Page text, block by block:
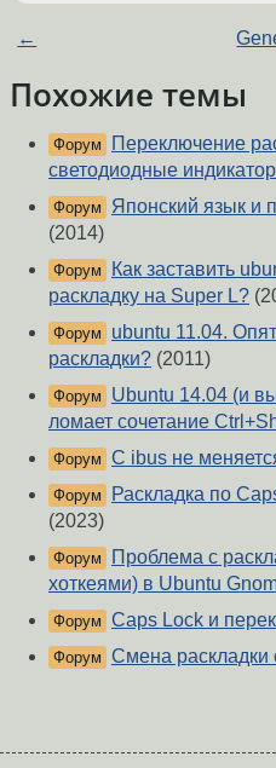
←
Похожие темы
Форум
Переключение
светодиодные
Форум
Японский язык и
(2014)
Форум
Как заставить
раскладку на Super L?
Форум
ubuntu 11.04.
раскладки? (2011)
Форум
Ubuntu 14.04 (и
ломает сочетание
Форум С ibus не
Форум
Раскладка по
(2023)
Форум
Проблема с
хоткеями) в Ubuntu
Форум Caps Lock и
Форум Смена раскладки